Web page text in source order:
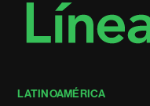
LATINOAMÉRICA